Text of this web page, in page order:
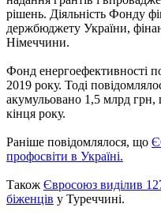
рішень. Діяльність Фонду
держбюджету України,
Німеччини.
Фонд енергоефективності
2019 року. Тоді
акумульовано 1,5 млрд
кінця року.
Раніше повідомлялося, що
профосвіти в Україні.
Також Євросоюз виділив
біженців у Туреччині.